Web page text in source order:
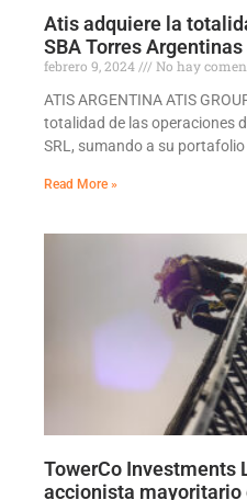
Atis adquiere la
SBA Torres Argentinas
febrero 9, 2024
No hay
ATIS ARGENTINA ATIS
totalidad de las operaciones
SRL, sumando a su
Read More »
TowerCo Investments
accionista mayoritario